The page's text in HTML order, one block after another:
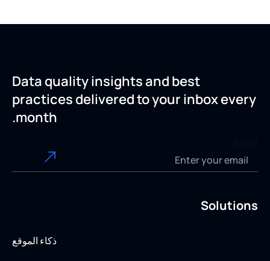
Data quality insights and best
practices delivered to your inbox every
month.
Solutions
ذكاء الموقع